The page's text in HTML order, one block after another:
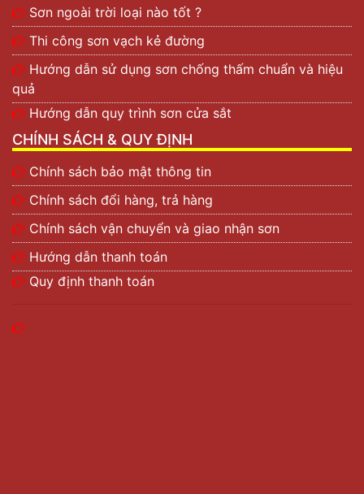
Sơn ngoài trời loại nào tốt ?
Thi công sơn vạch kẻ đường
Hướng dẫn sử dụng sơn chống thấm chuẩn và hiệu
quả
Hướng dẫn quy trình sơn cửa sắt
CHÍNH SÁCH & QUY ĐỊNH
Chính sách bảo mật thông tin
Chính sách đổi hàng, trả hàng
Chính sách vận chuyển và giao nhận sơn
Hướng dẫn thanh toán
Quy định thanh toán